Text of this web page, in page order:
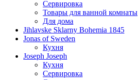
Сервировка
Товары для ванной комнаты
Для дома
Jihlavske Sklarny Bohemia 1845
Jonas of Sweden
Кухня
Joseph Joseph
Кухня
Сервировка